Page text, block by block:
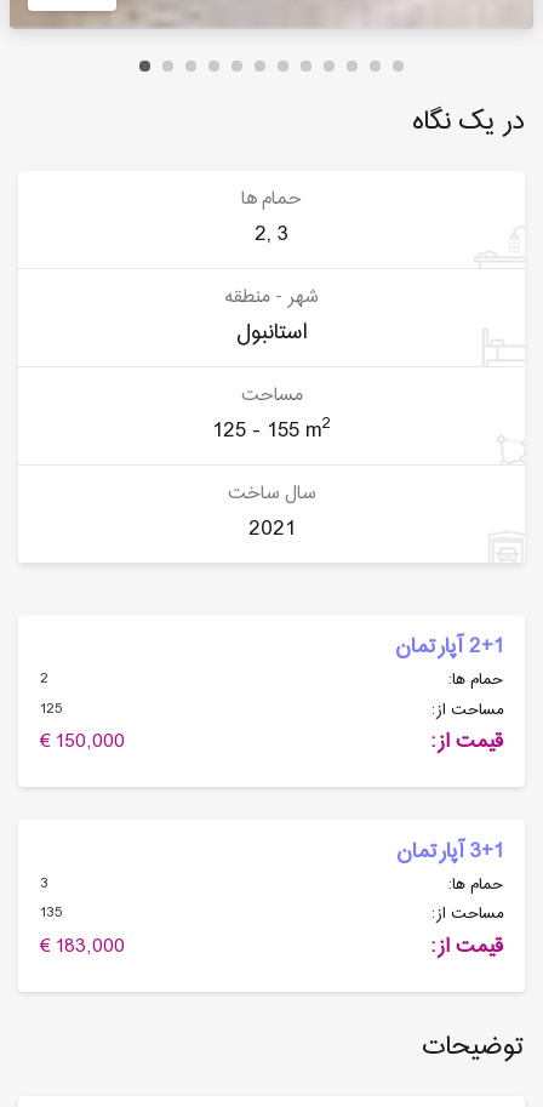
در یک نگاه
حمام ها
2, 3
شهر - منطقه
استانبول
مساحت
125 - 155 m2
سال ساخت
2021
2+1 آپارتمان
حمام ها:
2
مساحت از:
125
قیمت از: 150,000 €
3+1 آپارتمان
حمام ها:
3
مساحت از:
135
قیمت از: 183,000 €
توضیحات